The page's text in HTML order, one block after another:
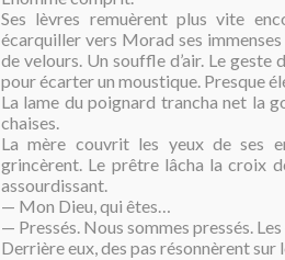
Ses lèvres remuèrent plus vite
écarquiller vers Morad ses
de velours. Un souffle d’air. Le
pour écarter un moustique. Presque
La lame du poignard trancha net la
chaises.
La mère couvrit les yeux de ses
grincèrent. Le prêtre lâcha la croix
assourdissant.
— Mon Dieu, qui êtes…
— Pressés. Nous sommes pressés.
Derrière eux, des pas résonnèrent sur